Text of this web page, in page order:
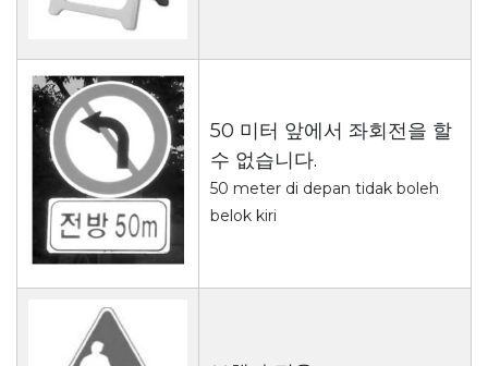
50 미터 앞에서 좌회전을 할
수 없습니다.
50 meter di depan tidak boleh
belok kiri